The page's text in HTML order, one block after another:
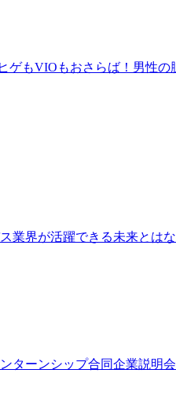
ゲもVIOもおさらば！男性
業界が活躍できる未来とは
ターンシップ合同企業説明会